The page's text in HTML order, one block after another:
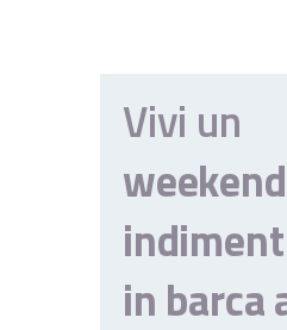
Vivi un
weekend
in barca